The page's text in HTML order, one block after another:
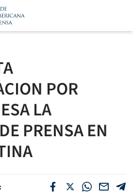
POR
LA
PRENSA EN